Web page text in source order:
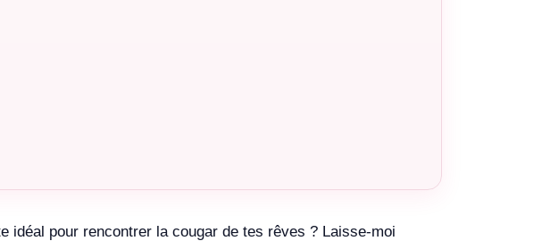
idéal pour rencontrer la cougar de tes rêves ? Laisse-moi